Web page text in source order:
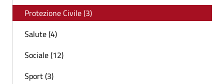
Protezione Civile (3)
Salute (4)
Sociale (12)
Sport (3)